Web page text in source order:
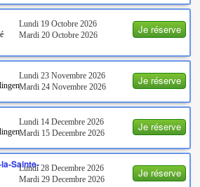
Je réserve
Lundi 19 Octobre 2026
Mardi 20 Octobre 2026
Je réserve
Lundi 23 Novembre 2026
Mardi 24 Novembre 2026
Je réserve
Lundi 14 Decembre 2026
Mardi 15 Decembre 2026
Je réserve
Sainte-
Lundi 28 Decembre 2026
Mardi 29 Decembre 2026